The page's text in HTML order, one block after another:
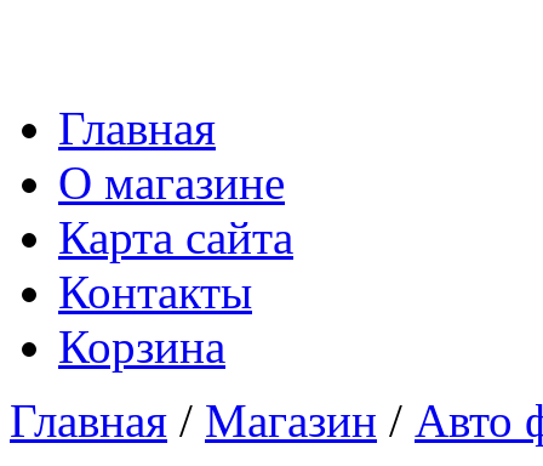
Главная
О магазине
Карта сайта
Контакты
Корзина
Главная / Магазин / Авто